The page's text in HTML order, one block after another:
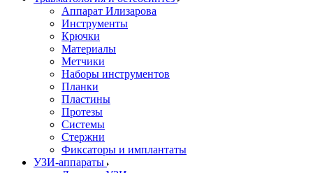
Аппарат Илизарова
Инструменты
Крючки
Материалы
Метчики
Наборы инструментов
Планки
Пластины
Протезы
Системы
Стержни
Фиксаторы и имплантаты
УЗИ-аппараты